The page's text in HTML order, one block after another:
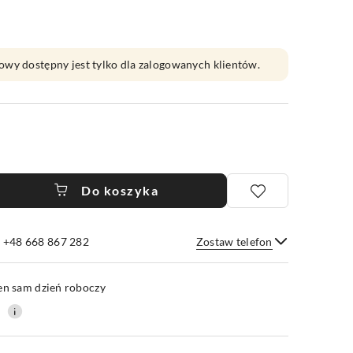
dostępny jest tylko dla zalogowanych klientów.
Do koszyka
668 867 282 Zostaw telefon
Wyślij
sam dzień roboczy